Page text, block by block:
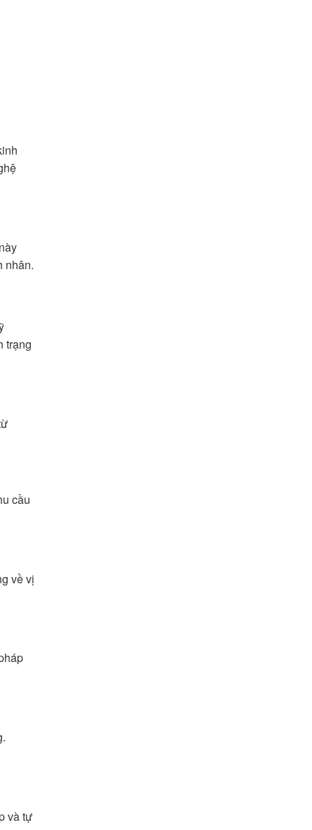
nhân.
trạng
cầu
về vị
và tự